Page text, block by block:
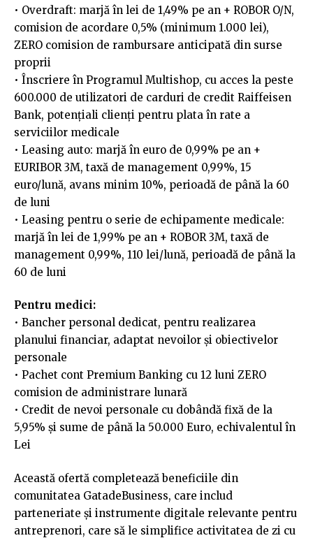
• Overdraft: marjă în lei de 1,49% pe an + ROBOR O/N,
comision de acordare 0,5% (minimum 1.000 lei),
ZERO comision de rambursare anticipată din surse
proprii
• Înscriere în Programul Multishop, cu acces la peste
600.000 de utilizatori de carduri de credit Raiffeisen
Bank, potențiali clienți pentru plata în rate a
serviciilor medicale
• Leasing auto: marjă în euro de 0,99% pe an +
EURIBOR 3M, taxă de management 0,99%, 15
euro/lună, avans minim 10%, perioadă de până la 60
de luni
• Leasing pentru o serie de echipamente medicale:
marjă în lei de 1,99% pe an + ROBOR 3M, taxă de
management 0,99%, 110 lei/lună, perioadă de până la
60 de luni
Pentru medici:
• Bancher personal dedicat, pentru realizarea
planului financiar, adaptat nevoilor și obiectivelor
personale
• Pachet cont Premium Banking cu 12 luni ZERO
comision de administrare lunară
• Credit de nevoi personale cu dobândă fixă de la
5,95% și sume de până la 50.000 Euro, echivalentul în
Lei
Această ofertă completează beneficiile din
comunitatea GatadeBusiness, care includ
parteneriate și instrumente digitale relevante pentru
antreprenori, care să le simplifice activitatea de zi cu